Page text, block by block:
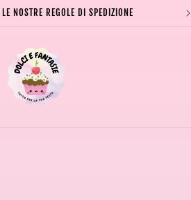
NOSTRE REGOLE DI SPEDIZIONE